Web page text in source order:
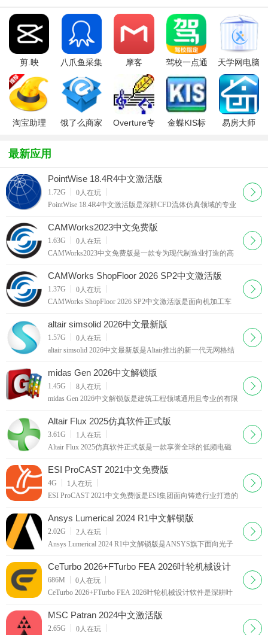
剪.映
windows电
脑版2025官
方最新版
八爪鱼采集
摩客
mockplus桌
面客户端
驾校一点通
2022科目一
天学网电脑
版
淘宝助理
饿了么商家
Overture专
金蝶KIS标
易房大师
最新应用
PointWise 18.4R4中文激活版
1.72G 0人在玩
PointWise 18.4R4中文激活版是深耕CFD流体仿真领域的专业
界层布设到求解器格式输出的全链路工作流，适合处理航空
飞行器等高保真度几何模型
下载
CAMWorks2023中文免费版
1.63G 0人在玩
CAMWorks2023中文免费版是一款专为现代制造业打造的高
路径优化：根据材料特性、刀具规格和机床参数，自动调整
切削深度、步距和进给率，缩
下载
CAMWorks ShopFloor 2026 SP2中文激活版
1.37G 0人在玩
CAMWorks ShopFloor 2026 SP2中文激活版是面向机加工车
三维模拟功能在虚拟环境中验证和运行CNC程序，提前发现
潜在的碰撞或过切问题，大幅
下载
altair simsolid 2026中文最新版
1.57G 0人在玩
altair simsolid 2026中文最新版是Altair推出的新一代无网格结
限元繁琐前处理逻辑，帮助工程师在设计阶段快速对比多个
方案，缩短产品开发
下载
midas Gen 2026中文解锁版
1.45G 8人在玩
midas Gen 2026中文解锁版是建筑工程领域通用且专业的有限
对钢结构、铝合金结构、冷弯薄壁型钢等各类构件进行全面
的设计验算与优化，帮助
下载
Altair Flux 2025仿真软件正式版
3.61G 1 人在玩
Altair Flux 2025仿真软件正式版是一款享誉全球的低频电磁
计与优化的行业标杆，凭借其高精度的求解器和灵活的建模
技术，为工程师提供从静
下载
ESI ProCAST 2021中文免费版
4G 1 人在玩
ESI ProCAST 2021中文免费版是ESI集团面向铸造行业打造的
判，为企业提供从设计到生产的一站式数字化解决方案，能
显著提升铸件良品率，助力企
下载
Ansys Lumerical 2024 R1中文解锁版
2.02G 2人在玩
Ansys Lumerical 2024 R1中文解锁版是ANSYS旗下面向光子
数值仿真平台，服务于研究人员与工程技术人员，让用户能
够在虚拟世界中精准预测光
下载
CeTurbo 2026+FTurbo FEA 2026叶轮机械设计
软件
686M 0人在玩
CeTurbo 2026+FTurbo FEA 2026叶轮机械设计软件是深耕叶
流体力学理论与海量工程实测数据库搭建研发体系，覆盖轴
流、径流、混流全品类回转
下载
MSC Patran 2024中文激活版
2.65G 0人在玩 下载